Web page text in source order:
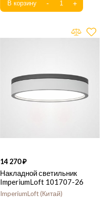
14 270
Накладной светильник
ImperiumLoft 101707-26
ImperiumLoft Китай